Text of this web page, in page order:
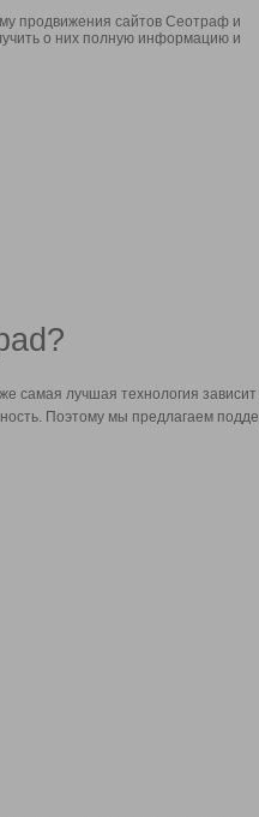
продвижения сайтов Сеотраф и
о них полную информацию и
самая лучшая технология
Поэтому мы предлагаем